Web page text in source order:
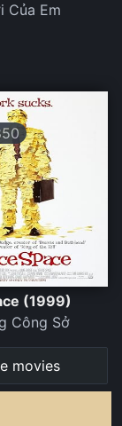
Của Em
(1999)
Công Sở
movies